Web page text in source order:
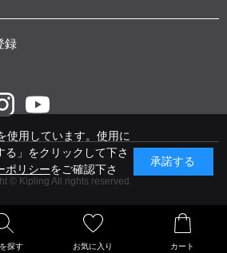
探す お気に入り カート
録
© Kipling All rights reserved.
使用しています。使用に
る」をクリックして下さ
ポリシーをご確認下さ
承諾する